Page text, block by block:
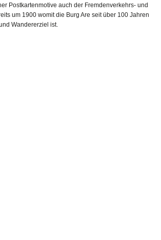
Postkartenmotive auch der Fremdenverkehrs- und
um 1900 womit die Burg Are seit über 100 Jahren
Wandererziel ist.